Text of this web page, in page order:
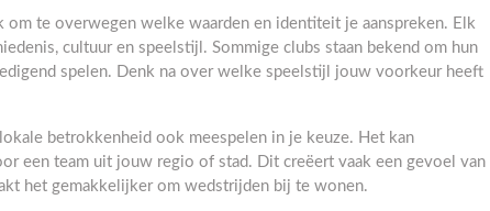
om te overwegen welke waarden en identiteit je aanspreken. Elk
cultuur en speelstijl. Sommige clubs staan bekend om hun
spelen. Denk na over welke speelstijl jouw voorkeur heeft
betrokkenheid ook meespelen in je keuze. Het kan
een team uit jouw regio of stad. Dit creëert vaak een gevoel van
het gemakkelijker om wedstrijden bij te wonen.